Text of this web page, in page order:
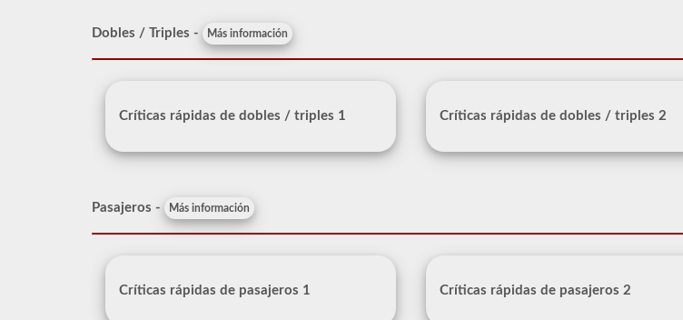
Dobles / Triples - Más información
Críticas rápidas de dobles / triples 1 Críticas rápidas de dobles / triples 2
Pasajeros - Más información
Críticas rápidas de pasajeros 1 Críticas rápidas de pasajeros 2